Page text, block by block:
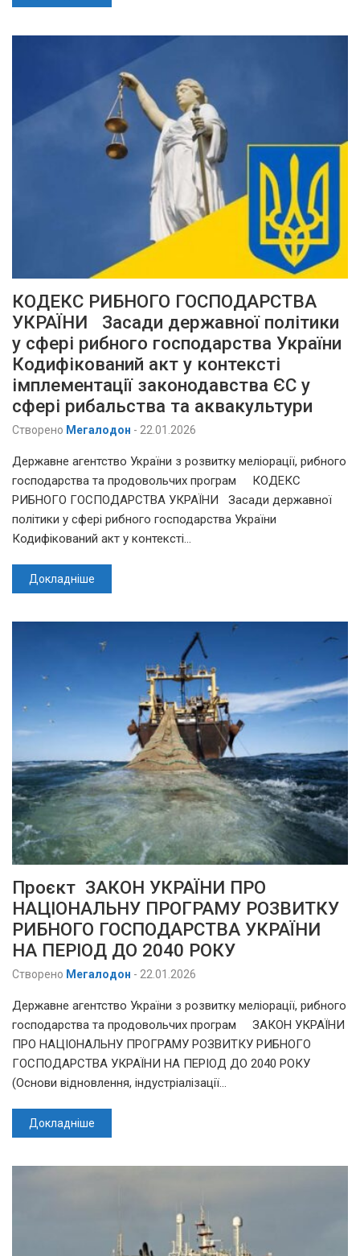
КОДЕКС РИБНОГО ГОСПОДАРСТВА
УКРАЇНИ Засади державної політики
у сфері рибного господарства України
Кодифікований акт у контексті
імплементації законодавства ЄС у
сфері рибальства та аквакультури
Створено Мегалодон - 22.01.2026
Державне агентство України з розвитку меліорації, рибного
господарства та продовольчих програм КОДЕКС
РИБНОГО ГОСПОДАРСТВА УКРАЇНИ Засади державної
політики у сфері рибного господарства України
Кодифікований акт у контексті…
Докладніше
Проєкт ЗАКОН УКРАЇНИ ПРО
НАЦІОНАЛЬНУ ПРОГРАМУ РОЗВИТКУ
РИБНОГО ГОСПОДАРСТВА УКРАЇНИ
НА ПЕРІОД ДО 2040 РОКУ
Створено Мегалодон - 22.01.2026
Державне агентство України з розвитку меліорації, рибного
господарства та продовольчих програм ЗАКОН УКРАЇНИ
ПРО НАЦІОНАЛЬНУ ПРОГРАМУ РОЗВИТКУ РИБНОГО
ГОСПОДАРСТВА УКРАЇНИ НА ПЕРІОД ДО 2040 РОКУ
(Основи відновлення, індустріалізації…
Докладніше